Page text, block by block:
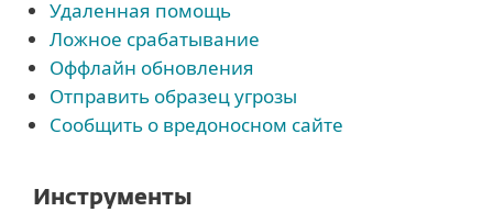
Удаленная помощь
Ложное срабатывание
Оффлайн обновления
Отправить образец угрозы
Сообщить о вредоносном сайте
Инструменты